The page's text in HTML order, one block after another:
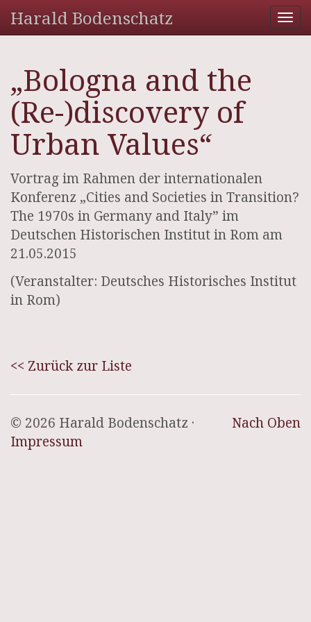
Harald Bodenschatz
„Bologna and the
(Re-)discovery of
Urban Values“
Vortrag im Rahmen der internationalen
Konferenz „Cities and Societies in Transition?
The 1970s in Germany and Italy” im
Deutschen Historischen Institut in Rom am
21.05.2015
(Veranstalter: Deutsches Historisches Institut
in Rom)
<< Zurück zur Liste
Nach Oben
© 2026 Harald Bodenschatz ·
Impressum